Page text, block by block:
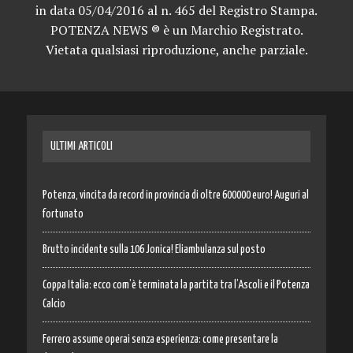
in data 05/04/2016 al n. 465 del Registro Stampa.
POTENZA NEWS ® è un Marchio Registrato.
Vietata qualsiasi riproduzione, anche parziale.
ULTIMI ARTICOLI
Potenza, vincita da record in provincia di oltre 600000 euro! Auguri al
fortunato
Brutto incidente sulla 106 Jonica! Eliambulanza sul posto
Coppa Italia: ecco com’è terminata la partita tra l’Ascoli e il Potenza
Calcio
Ferrero assume operai senza esperienza: come presentare la